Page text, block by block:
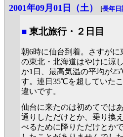
2001年09月01日（土） [長年日
■ 東北旅行・２日目
朝6時に仙台到着。さすが
の東北・北海道はやけに涼
か1日、最高気温の平均が
す。連日35℃を超していた
違いです。
仙台に来たのは初めてでは
通りしただけとか、乗り換
べるために降りただけとか